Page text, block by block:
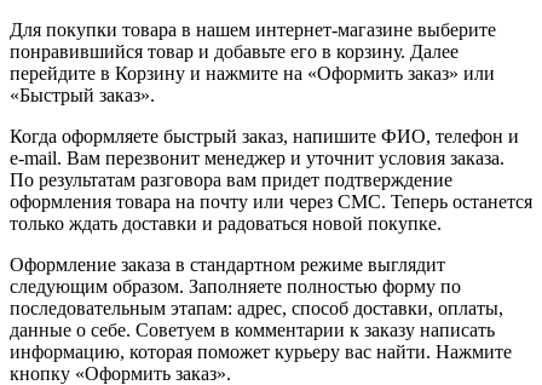
Для покупки товара в нашем интернет-магазине выберите
понравившийся товар и добавьте его в корзину. Далее
перейдите в Корзину и нажмите на «Оформить заказ» или
«Быстрый заказ».
Когда оформляете быстрый заказ, напишите ФИО, телефон и
e-mail. Вам перезвонит менеджер и уточнит условия заказа.
По результатам разговора вам придет подтверждение
оформления товара на почту или через СМС. Теперь останется
только ждать доставки и радоваться новой покупке.
Оформление заказа в стандартном режиме выглядит
следующим образом. Заполняете полностью форму по
последовательным этапам: адрес, способ доставки, оплаты,
данные о себе. Советуем в комментарии к заказу написать
информацию, которая поможет курьеру вас найти. Нажмите
кнопку «Оформить заказ».